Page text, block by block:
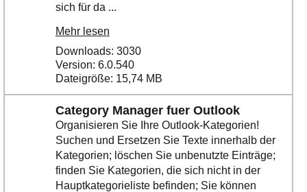
sich für da ...
Mehr lesen
Downloads: 3030
Version: 6.0.540
Dateigröße: 15,74 MB
Category Manager fuer Outlook
Organisieren Sie Ihre Outlook-Kategorien!
Suchen und Ersetzen Sie Texte innerhalb der
Kategorien; löschen Sie unbenutzte Einträge;
finden Sie Kategorien, die sich nicht in der
Hauptkategorieliste befinden; Sie können